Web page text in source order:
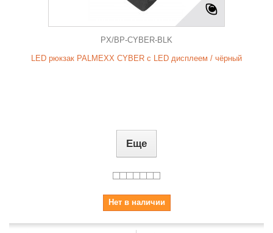
PX/BP-CYBER-BLK
LED рюкзак PALMEXX CYBER с LED дисплеем / чёрный
Еще
Нет в наличии